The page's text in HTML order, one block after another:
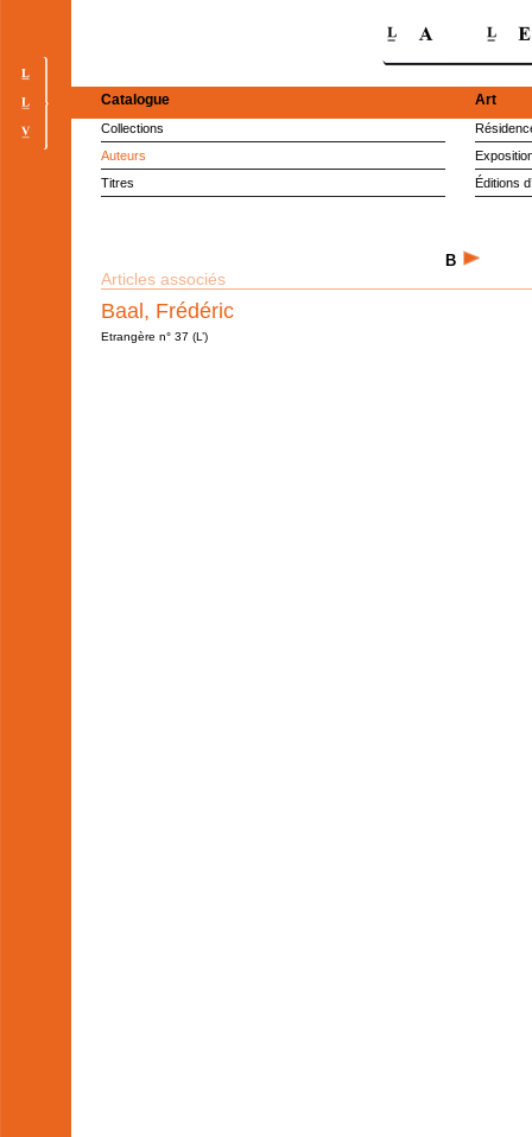
Catalogue
Collections
Auteurs
Titres
Art
Éditions
B
Articles associés
Baal, Frédéric
Etrangère n° 37 (L’)